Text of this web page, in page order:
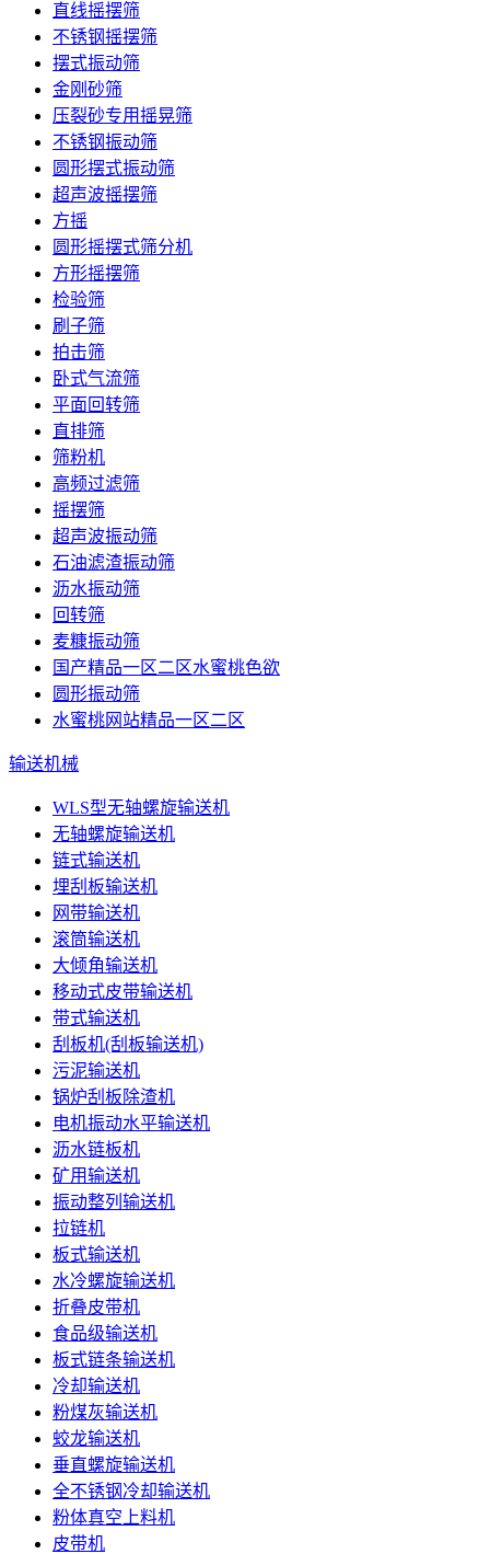
直线摇摆筛
不锈钢摇摆筛
摆式振动筛
金刚砂筛
压裂砂专用摇晃筛
不锈钢振动筛
圆形摆式振动筛
超声波摇摆筛
方摇
圆形摇摆式筛分机
方形摇摆筛
检验筛
刷子筛
拍击筛
卧式气流筛
平面回转筛
直排筛
筛粉机
高频过滤筛
摇摆筛
超声波振动筛
石油滤渣振动筛
沥水振动筛
回转筛
麦糠振动筛
国产精品一区二区水蜜桃色欲
圆形振动筛
水蜜桃网站精品一区二区
输送机械
WLS型无轴螺旋输送机
无轴螺旋输送机
链式输送机
埋刮板输送机
网带输送机
滚筒输送机
大倾角输送机
移动式皮带输送机
带式输送机
刮板机(刮板输送机)
污泥输送机
锅炉刮板除渣机
电机振动水平输送机
沥水链板机
矿用输送机
振动整列输送机
拉链机
板式输送机
水冷螺旋输送机
折叠皮带机
食品级输送机
板式链条输送机
冷却输送机
粉煤灰输送机
蛟龙输送机
垂直螺旋输送机
全不锈钢冷却输送机
粉体真空上料机
皮带机